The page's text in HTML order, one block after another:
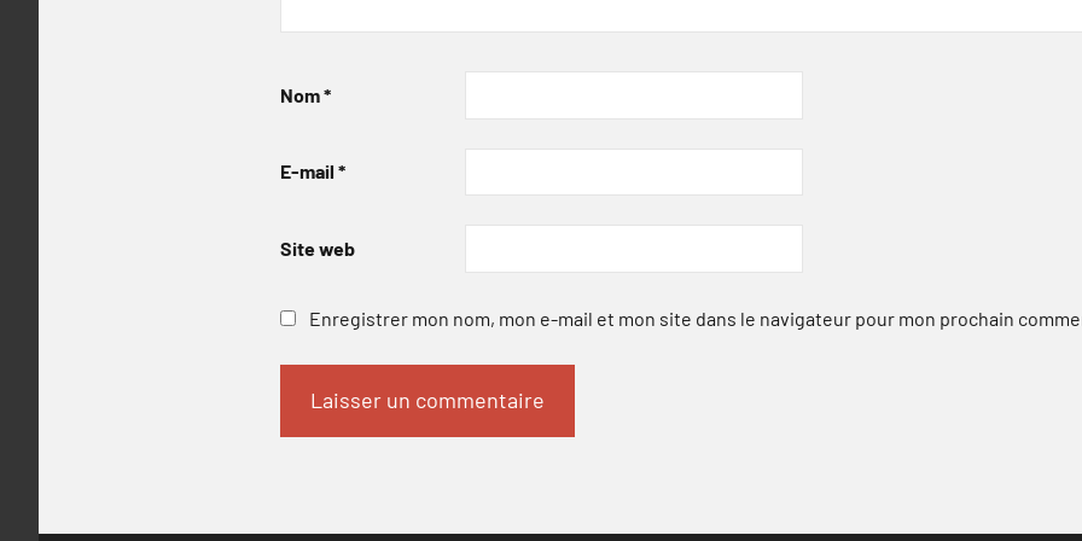
Nom*
E-mail *
Site web
Enregistrer mon nom, mon e-mail et mon site dans le navigateur pour mon prochain